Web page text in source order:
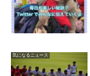
気になるニュース